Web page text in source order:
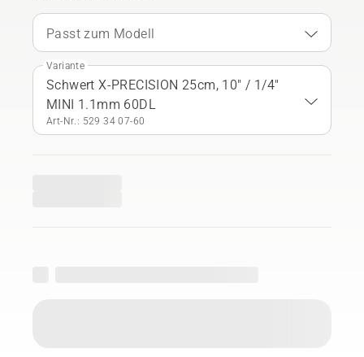
Passt zum Modell
Variante
Schwert X-PRECISION 25cm, 10" / 1/4"
MINI 1.1mm 60DL
Art-Nr.: 529 34 07‑60